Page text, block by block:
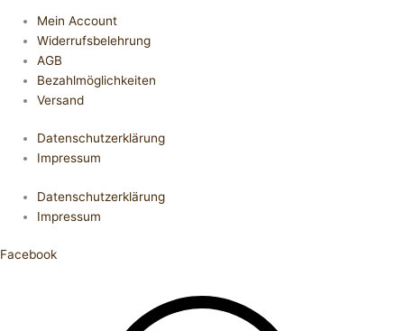
Mein Account
Widerrufsbelehrung
AGB
Bezahlmöglichkeiten
Versand
Datenschutzerklärung
Impressum
Datenschutzerklärung
Impressum
Facebook